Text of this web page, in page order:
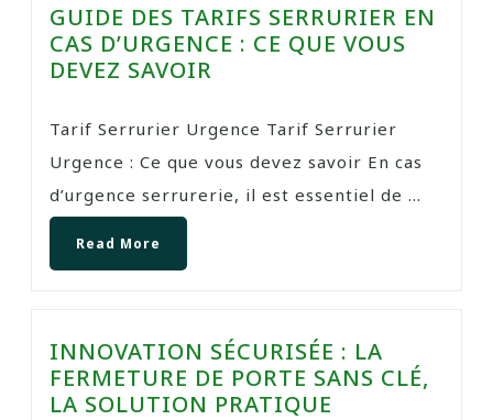
GUIDE DES TARIFS SERRURIER EN
CAS D’URGENCE : CE QUE VOUS
DEVEZ SAVOIR
Tarif Serrurier Urgence Tarif Serrurier
Urgence : Ce que vous devez savoir En cas
d’urgence serrurerie, il est essentiel de ...
Read More
INNOVATION SÉCURISÉE : LA
FERMETURE DE PORTE SANS CLÉ,
LA SOLUTION PRATIQUE